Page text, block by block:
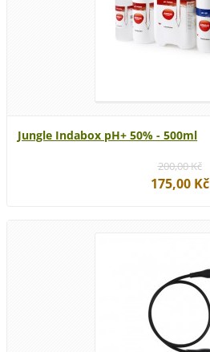
Jungle Indabox pH+ 50% - 500ml
200,00 Kč
175,00 Kč